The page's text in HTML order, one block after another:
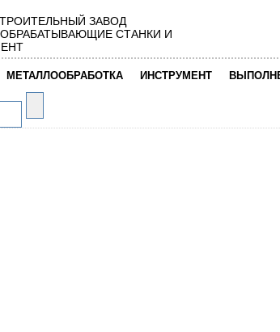
ЗАВОД
СТАНКИ И
МЕТАЛЛООБРАБОТКА ИНСТРУМЕНТ